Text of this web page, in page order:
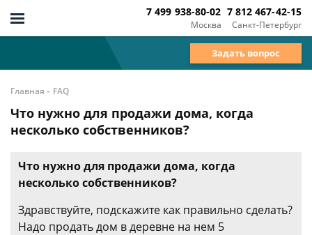
Москва
7 499 938-80-02
Санкт-Петербург
7 812 467-42-15
Задать вопрос
Главная - FAQ
Что нужно для продажи дома, когда
несколько собственников?
Что нужно для продажи дома, когда
несколько собственников?
Здравствуйте, подскажите как правильно сделать?
Надо продать дом в деревне на нем 5